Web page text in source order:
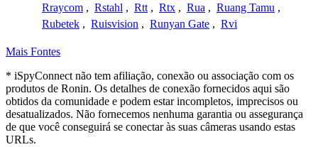
Rraycom , Rstahl , Rtt , Rtx , Rua , Ruang Tamu ,
Rubetek , Ruisvision , Runyan Gate , Rvi
Mais Fontes
* iSpyConnect não tem afiliação, conexão ou associação com os
produtos de Ronin. Os detalhes de conexão fornecidos aqui são
obtidos da comunidade e podem estar incompletos, imprecisos ou
desatualizados. Não fornecemos nenhuma garantia ou assegurança
de que você conseguirá se conectar às suas câmeras usando estas
URLs.